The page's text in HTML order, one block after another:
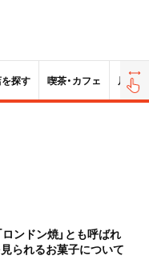
探す 喫茶・カフェ 居酒屋
ロンドン焼」とも呼ばれ
られるお菓子について